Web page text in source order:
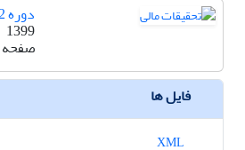
دوره 22، شماره 2
1399
صفحه
فایل ها